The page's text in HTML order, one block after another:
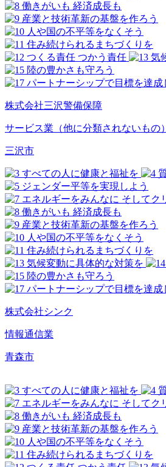
株式会社三沢警備保障
サービス業（他に分類されないもの）
三沢市
株式会社シンク
情報通信業
青森市